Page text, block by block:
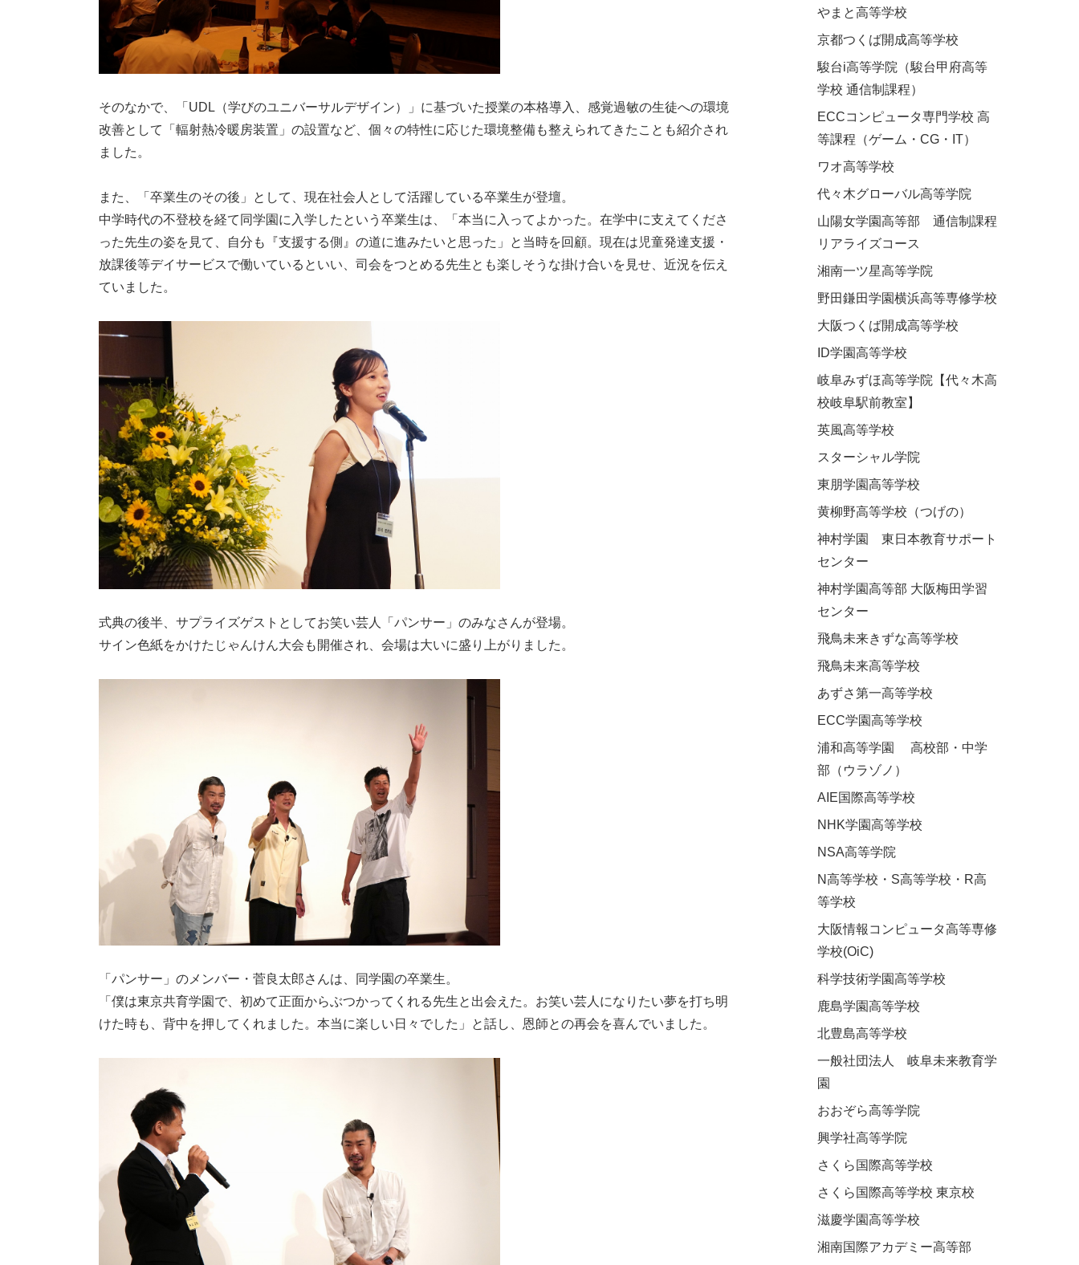
そのなかで、「UDL（学びのユニバーサルデザイン）」に基づいた授業の本格導入、感覚過敏の生徒への環境
改善として「輻射熱冷暖房装置」の設置など、個々の特性に応じた環境整備も整えられてきたことも紹介され
ました。
また、「卒業生のその後」として、現在社会人として活躍している卒業生が登壇。
中学時代の不登校を経て同学園に入学したという卒業生は、「本当に入ってよかった。在学中に支えてくださ
った先生の姿を見て、自分も『支援する側』の道に進みたいと思った」と当時を回顧。現在は児童発達支援・
放課後等デイサービスで働いているといい、司会をつとめる先生とも楽しそうな掛け合いを見せ、近況を伝え
ていました。
式典の後半、サプライズゲストとしてお笑い芸人「パンサー」のみなさんが登場。
サイン色紙をかけたじゃんけん大会も開催され、会場は大いに盛り上がりました。
「パンサー」のメンバー・菅良太郎さんは、同学園の卒業生。
「僕は東京共育学園で、初めて正面からぶつかってくれる先生と出会えた。お笑い芸人になりたい夢を打ち明
けた時も、背中を押してくれました。本当に楽しい日々でした」と話し、恩師との再会を喜んでいました。
やまと高等学校
京都つくば開成高等学校
駿台i高等学院（駿台甲府高等
学校 通信制課程）
ECCコンピュータ専門学校 高
等課程（ゲーム・CG・IT）
ワオ高等学校
代々木グローバル高等学院
山陽女学園高等部 通信制課程
リアライズコース
湘南一ツ星高等学院
野田鎌田学園横浜高等専修学校
大阪つくば開成高等学校
ID学園高等学校
岐阜みずほ高等学院【代々木高
校岐阜駅前教室】
英風高等学校
スターシャル学院
東朋学園高等学校
黄柳野高等学校（つげの）
神村学園 東日本教育サポート
センター
神村学園高等部 大阪梅田学習
センター
飛鳥未来きずな高等学校
飛鳥未来高等学校
あずさ第一高等学校
ECC学園高等学校
浦和高等学園 高校部・中学
部（ウラゾノ）
AIE国際高等学校
NHK学園高等学校
NSA高等学院
N高等学校・S高等学校・R高
等学校
大阪情報コンピュータ高等専修
学校(OiC)
科学技術学園高等学校
鹿島学園高等学校
北豊島高等学校
一般社団法人 岐阜未来教育学
園
おおぞら高等学院
興学社高等学院
さくら国際高等学校
さくら国際高等学校 東京校
滋慶学園高等学校
湘南国際アカデミー高等部